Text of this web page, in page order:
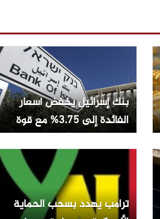
بنك إسرائيل يخفض أسعار
الفائدة إلى 3.75% مع قوة
الشيكل وتراجع التضخم
ترامب يهدد بسحب الحماية